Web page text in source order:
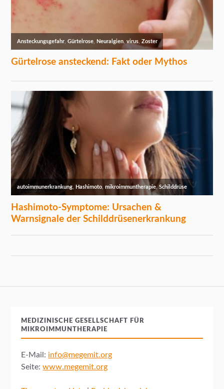
MEDIZINISCHE GESELLSCHAFT FÜR
MIKROIMMUNTHERAPIE
E-Mail: info@megemit.org
Seite:www.megemit.org